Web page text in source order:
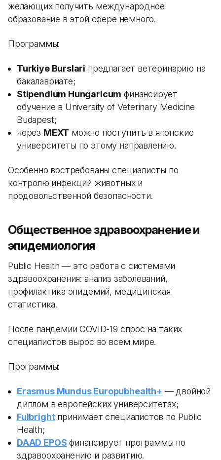
желающих получить международное
образование в этой сфере немного.
Программы:
Turkiye Burslari предлагает ветеринарию на
бакалавриате;
Stipendium Hungaricum финансирует
обучение в University of Veterinary Medicine
Budapest;
через MEXT можно поступить в японские
университеты по этому направлению.
Особенно востребованы специалисты по
контролю инфекций животных и
продовольственной безопасности.
Общественное здравоохранение и
эпидемиология
Public Health — это работа с системами
здравоохранения: анализ заболеваний,
профилактика эпидемий, медицинская
статистика.
После пандемии COVID-19 спрос на таких
специалистов вырос во всем мире.
Программы:
Erasmus Mundus Europubhealth+ — двойной
диплом в европейских университетах;
Fulbrightпринимает специалистов по Public
Health;
DAAD EPOS финансирует программы по
здравоохранению и развитию.